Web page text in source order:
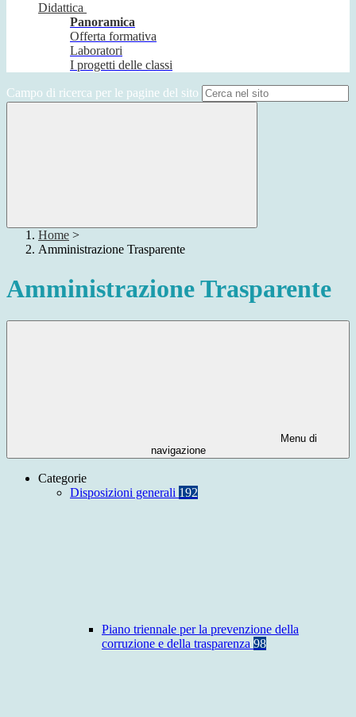
Didattica
Panoramica
Offerta formativa
Laboratori
I progetti delle classi
Campo di ricerca per le pagine del sito
Home >
Amministrazione Trasparente
Amministrazione Trasparente
Menu di
navigazione
Categorie
Disposizioni generali 192
Piano triennale per la prevenzione della
corruzione e della trasparenza 98